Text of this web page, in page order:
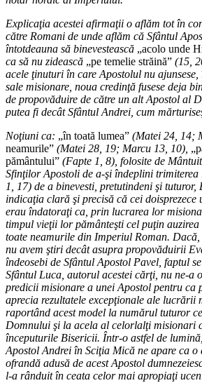
Explicaţia acestei afirmaţii o aflăm tot în
către Romani de unde aflăm că Sfântul
întotdeauna să binevestească „acolo unde
ca să nu zidească „pe temelie străină” (15,
acele ţinuturi în care Apostolul nu
sale misionare, noua credinţă fusese deja
de propovăduire de către un alt Apostol al
putea fi decât Sfântul Andrei, cum
Noţiuni ca: „în toată lumea” (Matei 24, 14;
neamurile” (Matei 28, 19; Marcu 13, 10),
pământului” (Fapte 1, 8), folosite de
Sfinţilor Apostoli de a-şi îndeplini
1, 17) de a binevesti, pretutindeni şi tuturor,
indicaţia clară şi precisă că cei
erau îndatoraţi ca, prin lucrarea lor
timpul vieţii lor pământeşti cel puţin auzirea
toate neamurile din Imperiul Roman.
nu avem ştiri decât asupra propovăduirii
îndeosebi de Sfântul Apostol Pavel, faptul
Sfântul Luca, autorul acestei cărţi, nu ne-a
predicii misionare a unei Apostol pentru ca
aprecia rezultatele excepţionale ale lucrării
raportând acest model la numărul tuturor
Domnului şi la acela al celorlalţi misionari
începuturile Bisericii. Într-o astfel de
Apostol Andrei în Sciţia Mică ne apare ca
ofrandă adusă de acest Apostol
l-a rânduit în ceata celor mai apropiaţi